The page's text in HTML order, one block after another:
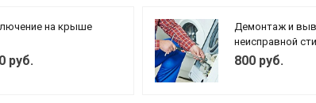
на крыше
руб.
Демонтаж и
неисправной
машины
800 руб.